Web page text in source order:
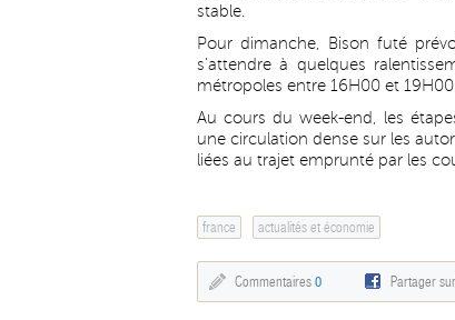
stable.
Pour dimanche, Bison futé
s'attendre à quelques
métropoles entre 16H00 et 19H00.
Au cours du week-end, les
une circulation dense sur les
liées au trajet emprunté par les
france actualités et économie
Commentaires 0 Partager